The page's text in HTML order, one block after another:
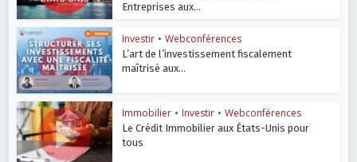
Entreprises aux...
Investir • Webconférences
L’art de l’investissement fiscalement
maîtrisé aux...
Immobilier • Investir • Webconférences
Le Crédit Immobilier aux États-Unis pour
tous